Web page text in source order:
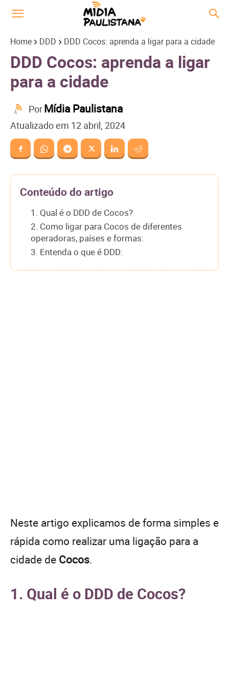
Home DDD DDD Cocos: aprenda a ligar para a cidade
DDD Cocos: aprenda a ligar
para a cidade
PorMídia Paulistana
Atualizado em 12 abril, 2024
Conteúdo do artigo
1. Qual é o DDD de Cocos?
2. Como ligar para Cocos de diferentes
operadoras, países e formas:
3. Entenda o que é DDD:
Neste artigo explicamos de forma simples e
rápida como realizar uma ligação para a
cidade de Cocos.
1. Qual é o DDD de Cocos?